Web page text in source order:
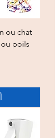
ou chat
poils